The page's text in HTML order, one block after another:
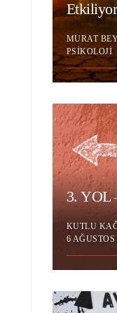
MURAT
PSIKOLOJI
3. YOL
KUTLU
6 AĞUSTOS